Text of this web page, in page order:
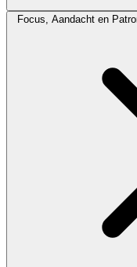
Focus, Aandacht en